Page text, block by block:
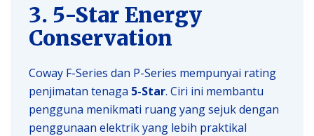
3. 5-Star Energy
Conservation
Coway F-Series dan P-Series mempunyai rating
penjimatan tenaga 5-Star. Ciri ini membantu
pengguna menikmati ruang yang sejuk dengan
penggunaan elektrik yang lebih praktikal